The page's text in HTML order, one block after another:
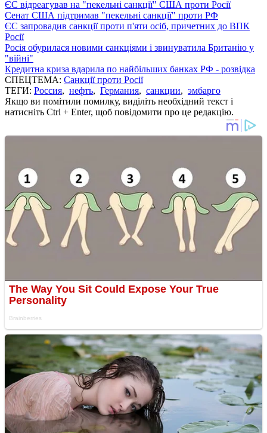
ЄС відреагував на "пекельні санкції" США проти Росії
Сенат США підтримав "пекельні санкції" проти РФ
ЄС запровадив санкції проти п'яти осіб, причетних до ВПК
Росії
Росія обурилася новими санкціями і звинуватила Британію у
"війні"
Кредитна криза вдарила по найбільших банках РФ - розвідка
СПЕЦТЕМА: Санкції проти Росії
ТЕГИ: Россия, нефть, Германия, санкции, эмбарго
Якщо ви помітили помилку, виділіть необхідний текст і
натисніть Ctrl + Enter, щоб повідомити про це редакцію.